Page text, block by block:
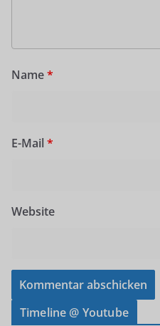
Name*
E-Mail *
Website
Timeline @ Youtube